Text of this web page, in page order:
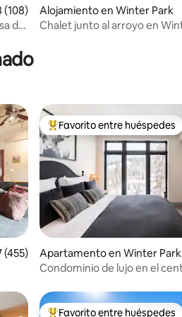
promedio: 4.98 de 5, 108
(108)
de
Alojamiento en Winter Park
Chalet junto al arroyo en
promedio: 4.97 de 5, 455
(455)
Favorito entre huéspedes
Favorito entre huéspedes
Apartamento en Winter Park
Condominio de lujo en el
Favorito entre huéspedes